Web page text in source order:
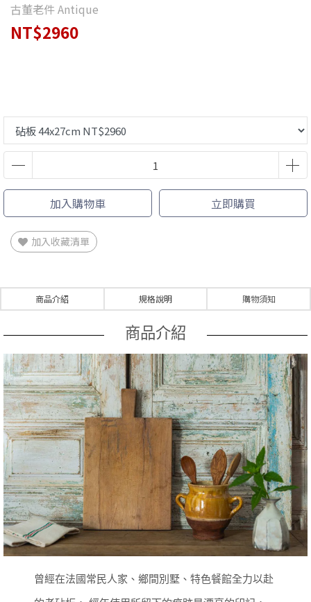
古董老件 Antique
NT$2960
加入購物車 立即購買
加入收藏清單
商品介紹 規格說明 購物須知
商品介紹
曾經在法國常民人家、鄉間別墅、特色餐館全力以赴